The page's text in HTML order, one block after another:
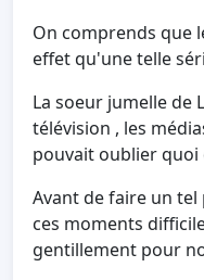
On comprends que
effet qu'une telle
La soeur jumelle de
télévision , les
pouvait oublier quoi
Avant de faire un
ces moments
gentillement pour